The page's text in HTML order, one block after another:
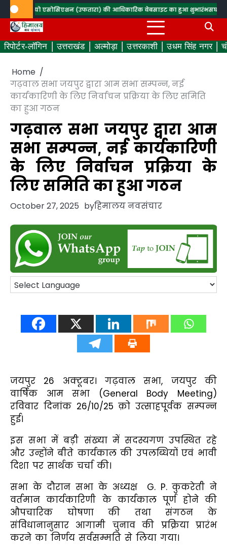
Skip
to
content
एसोसिएशन (उफतारा) की आधिकारिक वेबसाइट का हुआ शुभारंभसघन
रिपोर्टर-लॉगिन उत्तराखंड अल्मोड़ा उत्तरकाशी उधम सिंह नगर
Home
गढ़वाल सभा जयपुर द्वारा आम सभा सम्पन्न, नई
कार्यकारिणी के लिए निर्वाचन प्रक्रिया के लिए समिति
का हुआ गठन
गढ़वाल सभा जयपुर द्वारा आम
सभा सम्पन्न, नई कार्यकारिणी
के लिए निर्वाचन प्रक्रिया के
लिए समिति का हुआ गठन
October 27, 2025 byहिमालय नवसंचार
जयपुर 26 अक्टूबर। गढ़वाल सभा, जयपुर की
वार्षिक आम सभा (General Body Meeting)
रविवार दिनांक 26/10/25 क़ो उत्साहपूर्वक सम्पन्न
हुई।
इस सभा में बड़ी संख्या में सदस्यगण उपस्थित रहे
और उन्होंने बीते कार्यकाल की उपलब्धियों एवं भावी
दिशा पर सार्थक चर्चा की।
सभा के दौरान सभा के अध्यक्ष G. P. कुकरेती ने
वर्तमान कार्यकारिणी के कार्यकाल पूर्ण होने की
औपचारिक घोषणा की तथा संगठन के
संविधानानुसार आगामी चुनाव की प्रक्रिया प्रारंभ
करने का निर्णय सर्वसम्मति से लिया गया।